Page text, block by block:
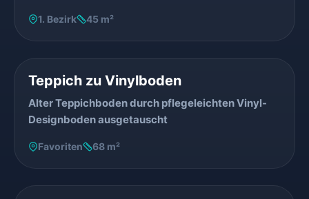
1. Bezirk 45 m²
Teppich zu Vinylboden
Alter Teppichboden durch pflegeleichten Vinyl-
Designboden ausgetauscht
Favoriten 68 m²